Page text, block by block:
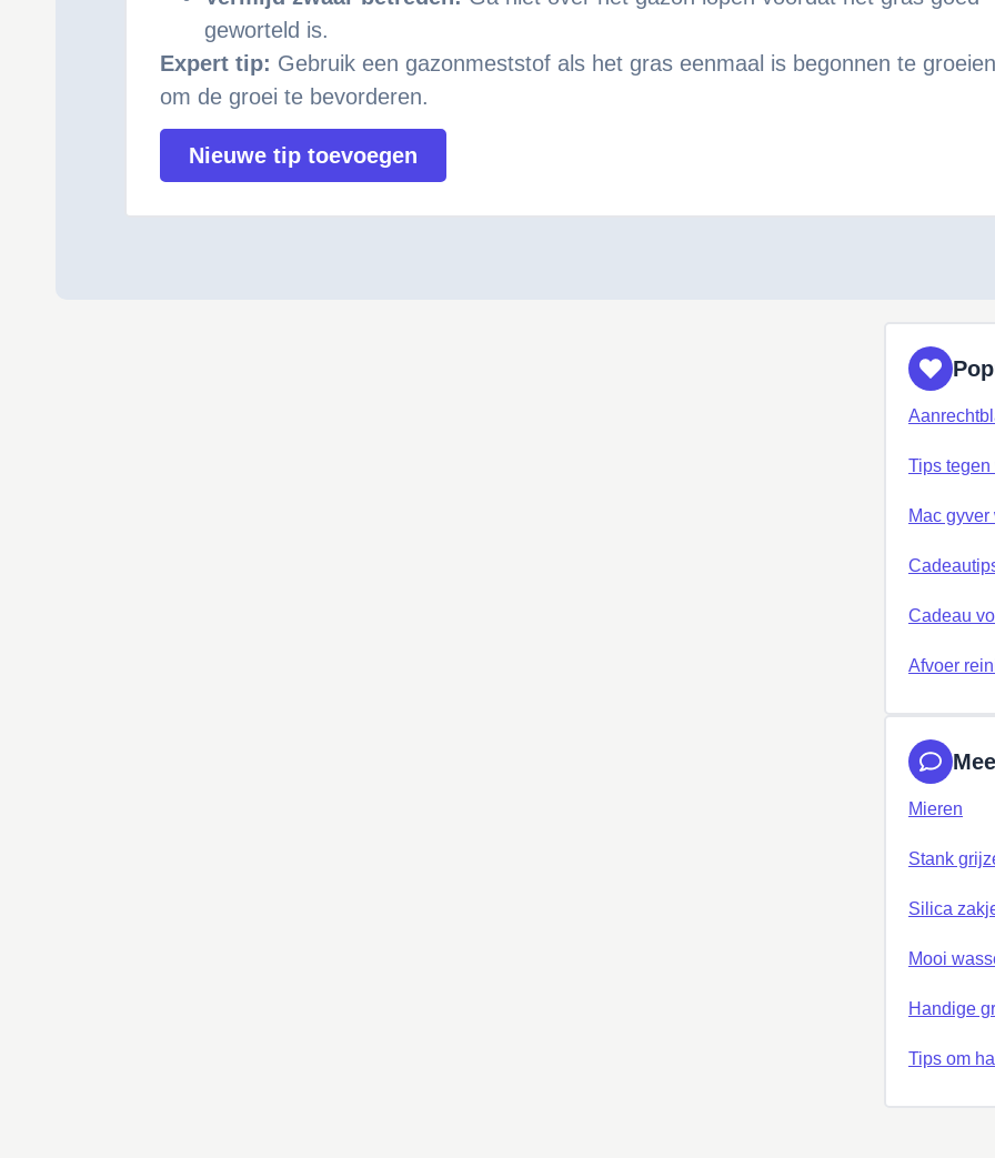
geworteld is.
Expert tip: Gebruik een gazonmeststof als het gras eenmaal is begonnen te groeien
om de groei te bevorderen.
Nieuwe tip toevoegen
Tips tegen
Mac
Cadeau
Afvoer
Mieren
Stank
Silica
Mooi
Handige
Tips om